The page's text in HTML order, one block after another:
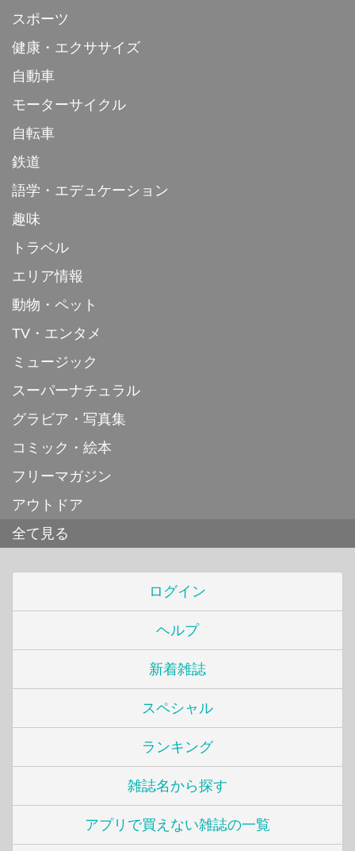
スポーツ
健康・エクササイズ
自動車
モーターサイクル
自転車
鉄道
語学・エデュケーション
趣味
トラベル
エリア情報
動物・ペット
TV・エンタメ
ミュージック
スーパーナチュラル
グラビア・写真集
コミック・絵本
フリーマガジン
アウトドア
全て見る
ログイン
ヘルプ
新着雑誌
スペシャル
ランキング
雑誌名から探す
アプリで買えない雑誌の一覧